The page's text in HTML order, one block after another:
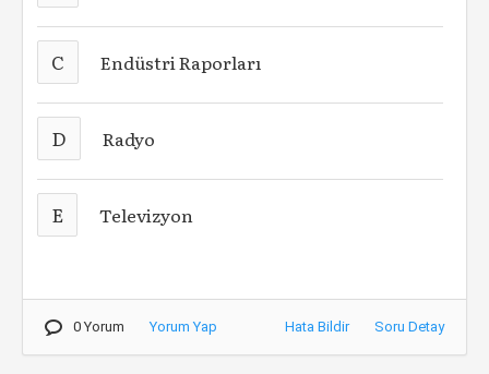
C Endüstri Raporları
D Radyo
E Televizyon
0 Yorum Yorum Yap Hata Bildir Soru Detay